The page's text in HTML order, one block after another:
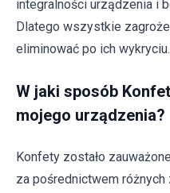
integralności urządzenia i
Dlatego wszystkie
eliminować po ich wykryciu.
W jaki sposób
mojego urządzenia?
Konfety zostało
za pośrednictwem